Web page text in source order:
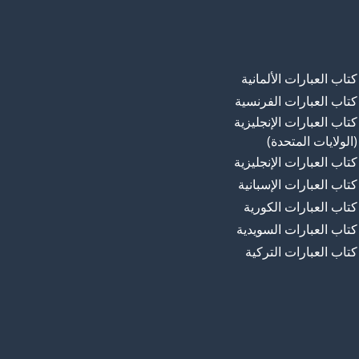
كتاب العبارات الألمانية
كتاب العبارات الفرنسية
كتاب العبارات الإنجليزية
(الولايات المتحدة)
كتاب العبارات الإنجليزية
كتاب العبارات الإسبانية
كتاب العبارات الكورية
كتاب العبارات السويدية
كتاب العبارات التركية